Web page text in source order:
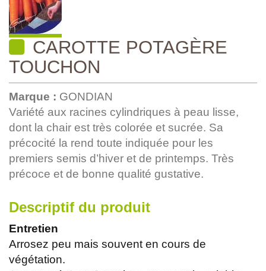
CAROTTE POTAGÈRE
TOUCHON
Marque : GONDIAN
Variété aux racines cylindriques à peau lisse,
dont la chair est très colorée et sucrée. Sa
précocité la rend toute indiquée pour les
premiers semis d’hiver et de printemps. Très
précoce et de bonne qualité gustative.
Descriptif du produit
Entretien
Arrosez peu mais souvent en cours de
végétation.